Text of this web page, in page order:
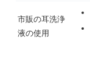
市販の耳洗浄
液の使用